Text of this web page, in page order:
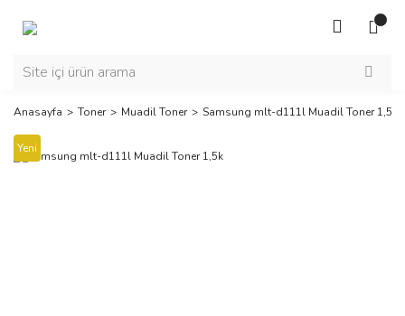
Anasayfa Toner Muadil Toner Samsung mlt-d111l Muadil Toner 1,5k
Yeni